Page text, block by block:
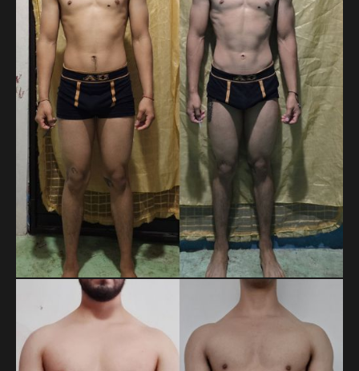
RICARDO YAHIR ROJAS RUIZ
En 14 meses, Ricardo pasó de 71.8 a 65.5 kg y redujo su
cintura de 85 a 74 cm. Son más de 6 kg y 11 cm menos,
resultado de su disciplina y constancia a lo largo del proceso.